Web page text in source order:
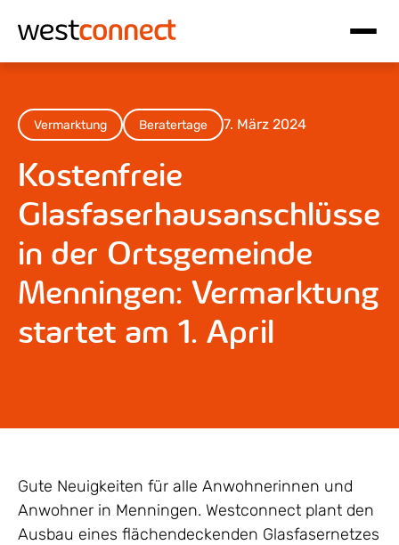
Hauptnavigation
Vermarktung Beratertage 7. März 2024
Kostenfreie
Glasfaserhausanschlüsse
in der Ortsgemeinde
Menningen: Vermarktung
startet am 1. April
Gute Neuigkeiten für alle Anwohnerinnen und
Anwohner in Menningen. Westconnect plant den
Ausbau eines flächendeckenden Glasfasernetzes